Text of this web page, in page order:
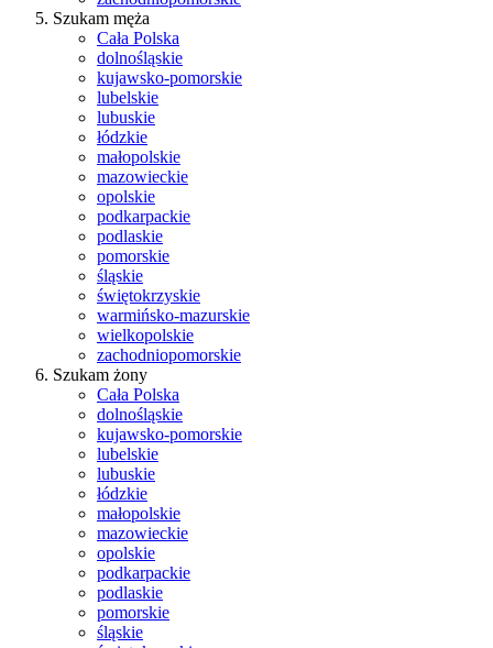
Szukam męża
Cała Polska
dolnośląskie
kujawsko-pomorskie
lubelskie
lubuskie
łódzkie
małopolskie
mazowieckie
opolskie
podkarpackie
podlaskie
pomorskie
śląskie
świętokrzyskie
warmińsko-mazurskie
wielkopolskie
zachodniopomorskie
Szukam żony
Cała Polska
dolnośląskie
kujawsko-pomorskie
lubelskie
lubuskie
łódzkie
małopolskie
mazowieckie
opolskie
podkarpackie
podlaskie
pomorskie
śląskie